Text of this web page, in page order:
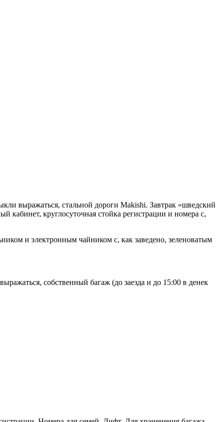
выражаться, стальной дороги Makishi. Завтрак «шведский
кабинет, круглосуточная стойка регистрации и номера с,
и электронным чайником с, как заведено, зеленоватым
собственный багаж (до заезда и до 15:00 в денек